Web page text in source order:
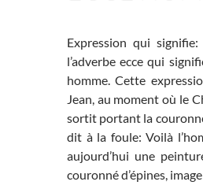
Expression qui
l’adverbe ecce qui
homme. Cette
Jean, au moment où le
sortit portant la
dit à la foule: Voilà
aujourd’hui une
couronné d’épines,